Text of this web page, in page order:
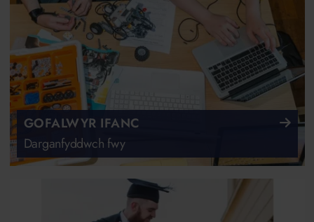
GOFALWYR IFANC
Darganfyddwch fwy